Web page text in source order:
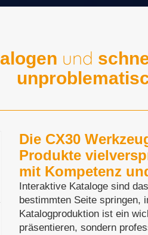
sind nicht zu
Bereich für
und
Die CX30
Produkte
mit Kompetenz
Interaktive Kataloge sind
bestimmten Seite springen,
Katalogproduktion ist ein
präsentieren, sondern